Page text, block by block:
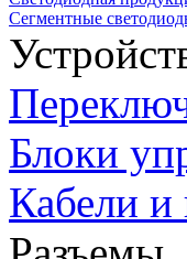
Сегментные
Блоки
Кабели и